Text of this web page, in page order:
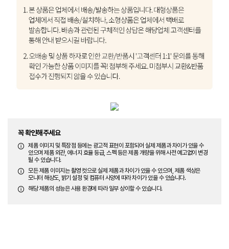
꼭 확인해주세요
제품 이미지 및 특장점 등에는 광고적 표현이 포함되어 실제 제품과 차이가 있을 수
있으며 제품 외관, 에너지 효율 등급, 스펙 등은 제품 개량을 위해 사전 예고없이 변경
될 수 있습니다.
모든 제품 이미지는 촬영 컷으로 실제 제품과 차이가 있을 수 있으며, 제품 색상은
모니터 해상도, 밝기 설정 및 컴퓨터 사양에 따라 차이가 있을 수 있습니다.
해당 제품의 성능은 사용 환경에 따라 일부 상이할 수 있습니다.